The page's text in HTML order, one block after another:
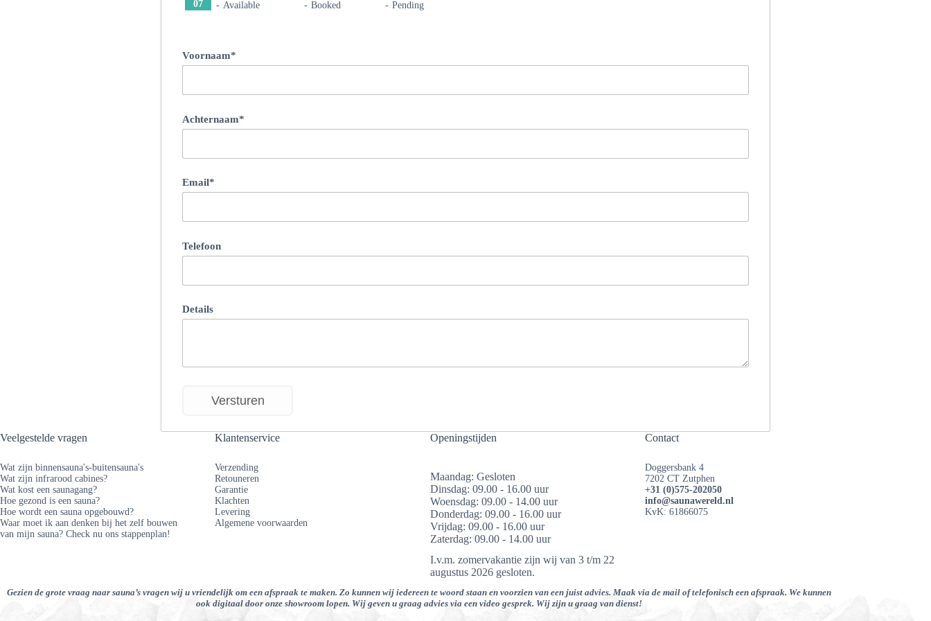
07 - Available - Booked - Pending
Voornaam*
Achternaam*
Email*
Telefoon
Details
Veelgestelde vragen
Wat zijn binnensauna's-buitensauna's
Wat zijn infrarood cabines?
Wat kost een saunagang?
Hoe gezond is een sauna?
Hoe wordt een sauna opgebouwd?
Waar moet ik aan denken bij het zelf bouwen
van mijn sauna? Check nu ons stappenplan!
Klantenservice
Verzending
Retouneren
Garantie
Klachten
Levering
Algemene voorwaarden
Openingstijden
Maandag: Gesloten
Dinsdag: 09.00 - 16.00 uur
Woensdag: 09.00 - 14.00 uur
Donderdag: 09.00 - 16.00 uur
Vrijdag: 09.00 - 16.00 uur
Zaterdag: 09.00 - 14.00 uur
I.v.m. zomervakantie zijn wij van 3 t/m 22
augustus 2026 gesloten.
Contact
Doggersbank 4
7202 CT Zutphen
+31 (0)575-202050
info@saunawereld.nl
KvK: 61866075
Gezien de grote vraag naar sauna’s vragen wij u vriendelijk om een afspraak te maken. Zo kunnen wij iedereen te woord staan en voorzien van een juist advies. Maak via de mail of telefonisch een afspraak. We kunnen
ook digitaal door onze showroom lopen. Wij geven u graag advies via een video gesprek. Wij zijn u graag van dienst!